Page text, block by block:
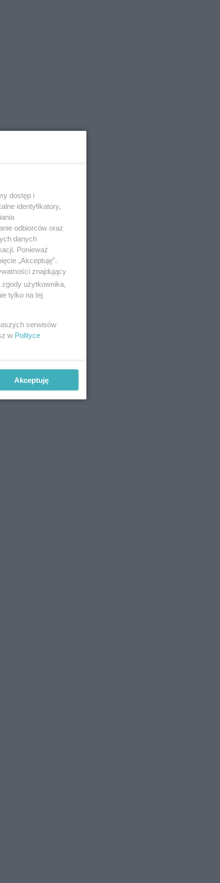
dostęp i
identyfikatory,
odbiorców oraz
danych
Ponieważ
„Akceptuję”.
znajdujący
użytkownika,
tylko na tej
serwisów
w Polityce
Akceptuję